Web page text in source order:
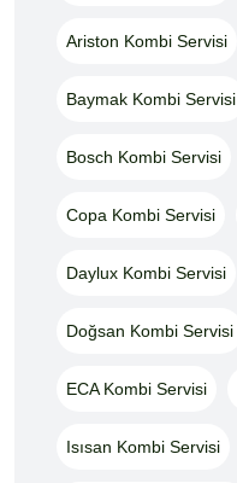
Ariston Kombi Servisi
Baymak Kombi Servisi
Bosch Kombi Servisi
Copa Kombi Servisi
Daylux Kombi Servisi
Doğsan Kombi Servisi
ECA Kombi Servisi
Isısan Kombi Servisi